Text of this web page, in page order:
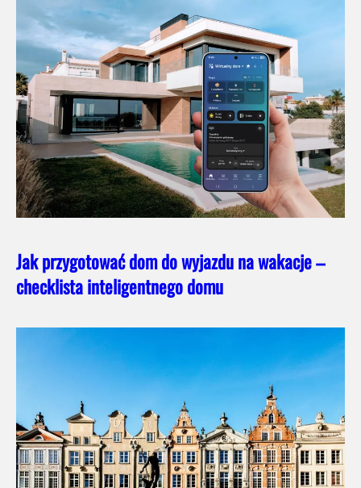
Jak przygotować dom do wyjazdu na wakacje –
checklista inteligentnego domu